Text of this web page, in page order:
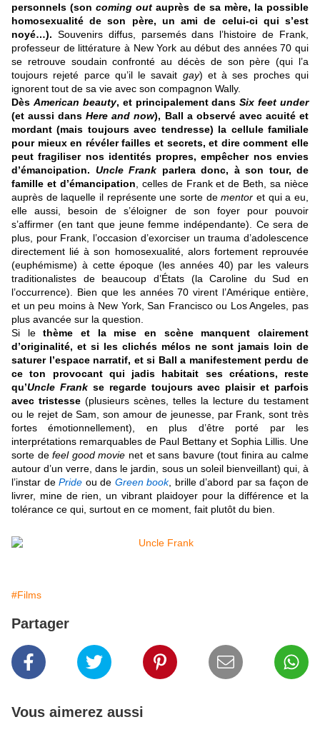
personnels (soncoming out auprès de sa mère, la possible
homosexualité de son père, un ami de celui-ci qui s’est
noyé…). Souvenirs diffus, parsemés dans l’histoire de Frank,
professeur de littérature à New York au début des années 70 qui
se retrouve soudain confronté au décès de son père (qui l’a
toujours rejeté parce qu’il le savait gay) et à ses proches qui
ignorent tout de sa vie avec son compagnon Wally.
Dès American beauty, et principalement dansSix feet under
(et aussi dansHere and now), Ball a observé avec acuité et
mordant (mais toujours avec tendresse) la cellule familiale
pour mieux en révéler failles et secrets, et dire comment elle
peut fragiliser nos identités propres, empêcher nos envies
d’émancipation. Uncle Frank parlera donc, à son tour, de
famille et d’émancipation , celles de Frank et de Beth, sa nièce
auprès de laquelle il représente une sorte dementor et qui a eu,
elle aussi, besoin de s’éloigner de son foyer pour pouvoir
s’affirmer (en tant que jeune femme indépendante). Ce sera de
plus, pour Frank, l’occasion d’exorciser un trauma d’adolescence
directement lié à son homosexualité, alors fortement reprouvée
(euphémisme) à cette époque (les années 40) par les valeurs
traditionalistes de beaucoup d’États (la Caroline du Sud en
l’occurrence). Bien que les années 70 virent l’Amérique entière,
et un peu moins à New York, San Francisco ou Los Angeles, pas
plus avancée sur la question.
Si lethème et la mise en scène manquent clairement
d’originalité, et si les clichés mélos ne sont jamais loin de
saturer l’espace narratif, et si Ball a manifestement perdu de
ce ton provocant qui jadis habitait ses créations, reste
qu’Uncle Frankse regarde toujours avec plaisir et parfois
avec tristesse (plusieurs scènes, telles la lecture du testament
ou le rejet de Sam, son amour de jeunesse, par Frank, sont très
fortes émotionnellement), en plus d’être porté par les
interprétations remarquables de Paul Bettany et Sophia Lillis. Une
sorte defeel good movie net et sans bavure (tout finira au calme
autour d’un verre, dans le jardin, sous un soleil bienveillant) qui, à
l’instar de Pride ou de Green book, brille d’abord par sa façon de
livrer, mine de rien, un vibrant plaidoyer pour la différence et la
tolérance ce qui, surtout en ce moment, fait plutôt du bien.
#Films
Partager
Vous aimerez aussi